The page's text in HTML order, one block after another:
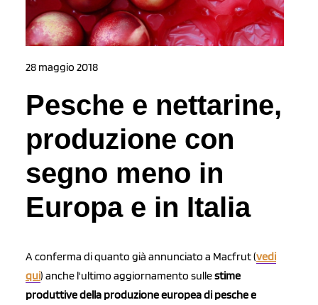
28 maggio 2018
Pesche e nettarine,
produzione con
segno meno in
Europa e in Italia
A conferma di quanto già annunciato a Macfrut (vedi
qui) anche l'ultimo aggiornamento sullestime
produttive della produzione europea di pesche e